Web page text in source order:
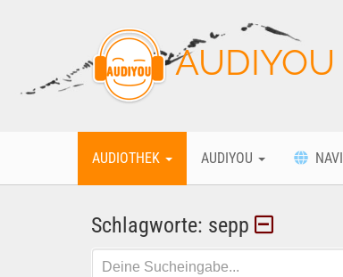
AUDIYOU
AUDIOTHEK AUDIYOU NAVI
Schlagworte: sepp